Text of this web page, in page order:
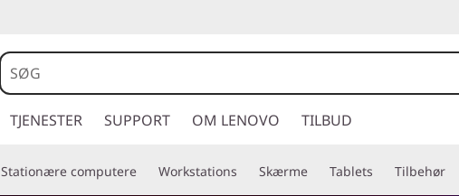
TJENESTER SUPPORT OM LENOVO TILBUD
Stationære computere Workstations Skærme Tablets Tilbehør